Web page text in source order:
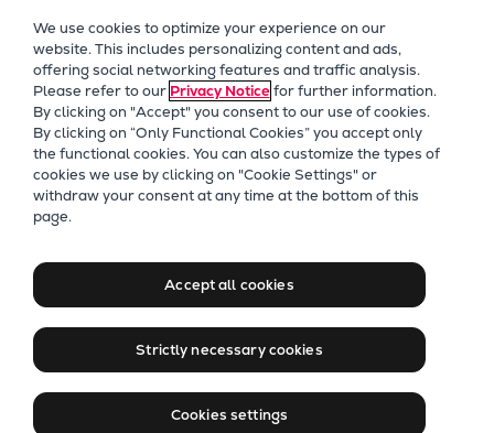
Zukunftstechnologien
Nachrüstungen
Zukunftskraftstoffe
Wärmepumpen
Kohlenstoffabscheidung
Digitalisierung
Company
Digital Center
Press & Media
Discover stories
Locationfinder
Everllence-
Kompressoren für
FPSO-Projekt vor der
Küste Angolas
We use cookies to optimize your experience on our
website. This includes personalizing content and ads,
offering social networking features and traffic analysis.
Please refer to our Privacy Noticefor further information.
By clicking on "Accept" you consent to our use of cookies.
By clicking on “Only Functional Cookies” you accept only
the functional cookies. You can also customize the types of
cookies we use by clicking on "Cookie Settings" or
withdraw your consent at any time at the bottom of this
page.
Accept all cookies
Strictly necessary cookies
Cookies settings